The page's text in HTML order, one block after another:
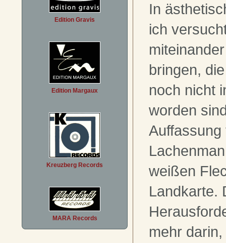
Edition Gravis
Edition Margaux
Kreuzberg Records
MARA Records
In
ich
bringen,
noch nicht
worden
weißen
Landkarte.
mehr